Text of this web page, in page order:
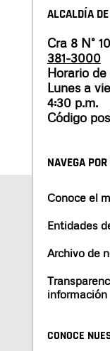
ALCALDÍA
Cra 8 N°
381-3000
Horario
Lunes a
4:30 p.m.
Código
NAVEGA
Conoce el
Entidades
Archivo de
información
CONOCE